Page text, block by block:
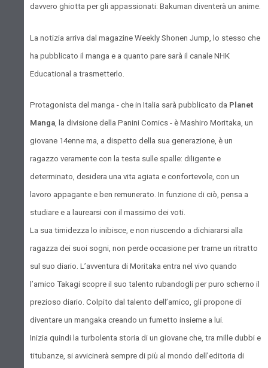
davvero ghiotta per gli appassionati: Bakuman diventerà un anime.
La notizia arriva dal magazine Weekly Shonen Jump, lo stesso che
ha pubblicato il manga e a quanto pare sarà il canale NHK
Educational a trasmetterlo.
Protagonista del manga - che in Italia sarà pubblicato da Planet
Manga, la divisione della Panini Comics - è Mashiro Moritaka, un
giovane 14enne ma, a dispetto della sua generazione, è un
ragazzo veramente con la testa sulle spalle: diligente e
determinato, desidera una vita agiata e confortevole, con un
lavoro appagante e ben remunerato. In funzione di ciò, pensa a
studiare e a laurearsi con il massimo dei voti.
La sua timidezza lo inibisce, e non riuscendo a dichiararsi alla
ragazza dei suoi sogni, non perde occasione per trarne un ritratto
sul suo diario. L’avventura di Moritaka entra nel vivo quando
l’amico Takagi scopre il suo talento rubandogli per puro scherno il
prezioso diario. Colpito dal talento dell’amico, gli propone di
diventare un mangaka creando un fumetto insieme a lui.
Inizia quindi la turbolenta storia di un giovane che, tra mille dubbi e
titubanze, si avvicinerà sempre di più al mondo dell’editoria di